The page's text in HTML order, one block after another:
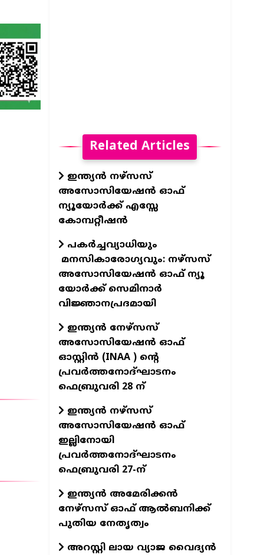
Related Articles
ഇന്ത്യന്‍ നഴ്‌സസ്
അസോസിയേഷന്‍ ഓഫ്
ന്യൂയോര്‍ക്ക് എസ്സേ
കോമ്പറ്റീഷന്‍
പകർച്ചവ്യാധിയും
മനസികാരോഗ്യവും: നഴ്സസ്
അസോസിയേഷൻ ഓഫ് ന്യൂ
യോർക്ക് സെമിനാർ
വിജ്ഞാനപ്രദമായി
ഇന്ത്യന്‍ നേഴ്സസ്
അസോസിയേഷന്‍ ഓഫ്
ഓസ്റ്റിന്‍ (INAA ) ന്റെ
പ്രവര്‍ത്തനോദ്ഘാടനം
ഫെബ്രുവരി 28 ന്
ഇന്ത്യന്‍ നഴ്‌സസ്
അസോസിയേഷന്‍ ഓഫ്
ഇല്ലിനോയി
പ്രവര്‍ത്തനോദ്ഘാടനം
ഫെബ്രുവരി 27-ന്
ഇന്ത്യന്‍ അമേരിക്കന്‍
നേഴ്‌സസ് ഓഫ് ആല്‍ബനിക്ക്
പുതിയ നേതൃത്വം
അറസ്റ്റി ലായ വ്യാജ വൈദ്യൻ